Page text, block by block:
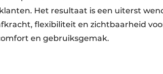
Het resultaat is een uiterst
flexibiliteit en zichtbaarheid
en gebruiksgemak.